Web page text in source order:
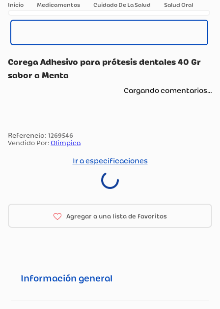
Medicamentos Cuidado De La Salud Salud Oral
Corega Adhesivo para prótesis dentales 40 Gr
sabor a Menta
Cargando comentarios…
: 1269546
Vendido Por: Olimpica
Ir a especificaciones
Información general